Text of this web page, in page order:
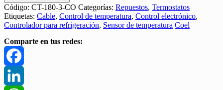
Código: CT-180-3-CO Categorías: Repuestos, Termostatos
Etiquetas: Cable, Control de temperatura, Control electrónico,
Controlador para refrigeración, Sensor de temperatura Coel
Comparte en tus redes:
Facebook